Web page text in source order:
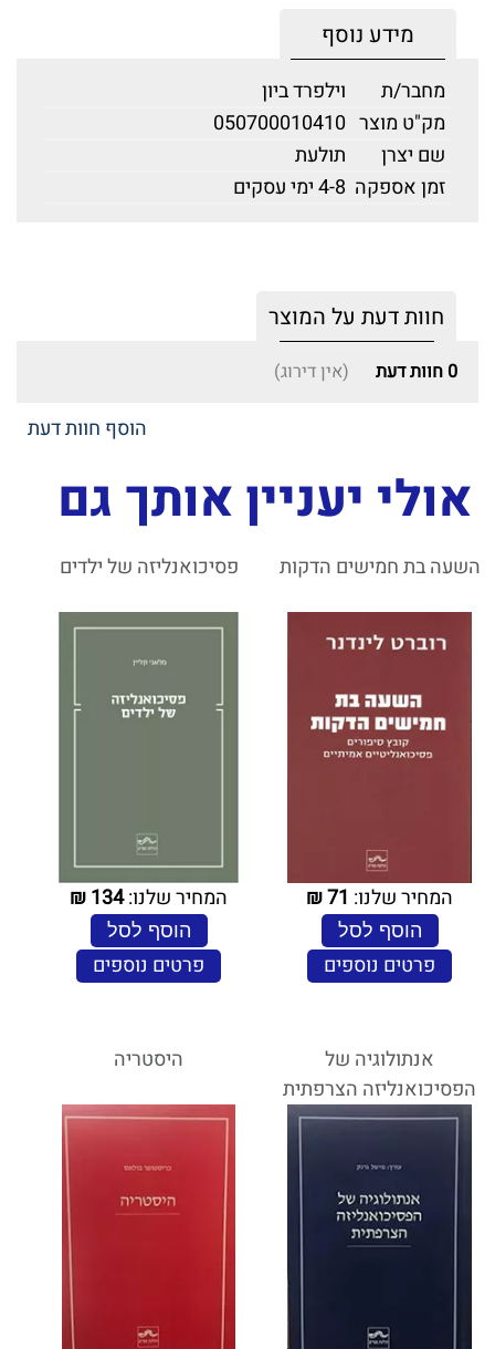
מידע נוסף
מחבר/ת
וילפרד ביון
מק"ט מוצר 050700010410
שם יצרן
תולעת
זמן אספקה 4-8 ימי עסקים
חוות דעת על המוצר
0 חוות דעת (אין דירוג)
הוסף חוות דעת
אולי יעניין אותך גם
השעה בת חמישים הדקות
המחיר שלנו: 71
₪
הוסף לסל
פרטים נוספים
פסיכואנליזה של ילדים
המחיר שלנו:134
₪
הוסף לסל
פרטים נוספים
אנתולוגיה של
הפסיכואנליזה הצרפתית
היסטריה